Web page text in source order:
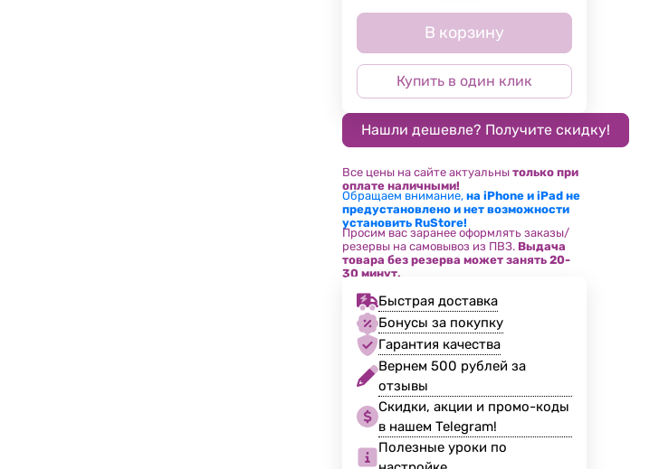
В корзину
Купить в один клик
Все цены на сайте актуальнытолько при
оплате наличными!
Обращаем внимание,на iPhone и iPad не
предустановлено и нет возможности
установить RuStore!
Просим вас заранее оформлять заказы/
резервы на самовывоз из ПВЗ. Выдача
товара без резерва может занять 20-
30 минут.
Быстрая доставка
Бонусы за покупку
Гарантия качества
Вернем 500 рублей за
отзывы
Скидки, акции и промо-коды
в нашем Telegram!
Полезные уроки по